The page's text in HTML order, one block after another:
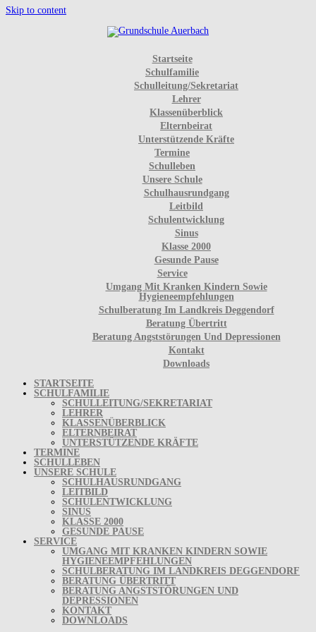
Skip to content
Startseite
Schulfamilie
Schulleitung/Sekretariat
Lehrer
Klassenüberblick
Elternbeirat
Unterstützende Kräfte
Termine
Schulleben
Unsere Schule
Schulhausrundgang
Leitbild
Schulentwicklung
Sinus
Klasse 2000
Gesunde Pause
Service
Umgang Mit Kranken Kindern Sowie
Hygieneempfehlungen
Schulberatung Im Landkreis Deggendorf
Beratung Übertritt
Beratung Angststörungen Und Depressionen
Kontakt
Downloads
STARTSEITE
SCHULFAMILIE
SCHULLEITUNG/SEKRETARIAT
LEHRER
KLASSENÜBERBLICK
ELTERNBEIRAT
UNTERSTÜTZENDE KRÄFTE
TERMINE
SCHULLEBEN
UNSERE SCHULE
SCHULHAUSRUNDGANG
LEITBILD
SCHULENTWICKLUNG
SINUS
KLASSE 2000
GESUNDE PAUSE
SERVICE
UMGANG MIT KRANKEN KINDERN SOWIE
HYGIENEEMPFEHLUNGEN
SCHULBERATUNG IM LANDKREIS DEGGENDORF
BERATUNG ÜBERTRITT
BERATUNG ANGSTSTÖRUNGEN UND
DEPRESSIONEN
KONTAKT
DOWNLOADS